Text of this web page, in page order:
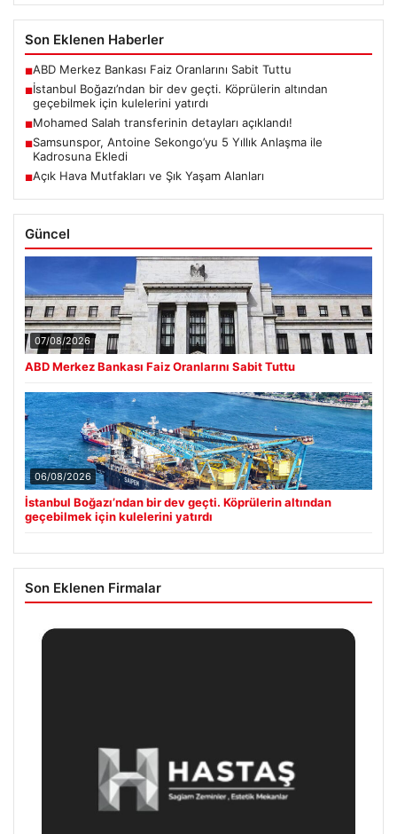
Son Eklenen Haberler
■ABD Merkez Bankası Faiz Oranlarını Sabit Tuttu
■İstanbul Boğazı’ndan bir dev geçti. Köprülerin altından
geçebilmek için kulelerini yatırdı
■Mohamed Salah transferinin detayları açıklandı!
■Samsunspor, Antoine Sekongo’yu 5 Yıllık Anlaşma ile
Kadrosuna Ekledi
■Açık Hava Mutfakları ve Şık Yaşam Alanları
Güncel
07/08/2026
ABD Merkez Bankası Faiz Oranlarını Sabit Tuttu
06/08/2026
İstanbul Boğazı’ndan bir dev geçti. Köprülerin altından
geçebilmek için kulelerini yatırdı
Son Eklenen Firmalar